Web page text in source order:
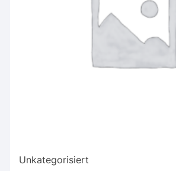
Unkategorisiert